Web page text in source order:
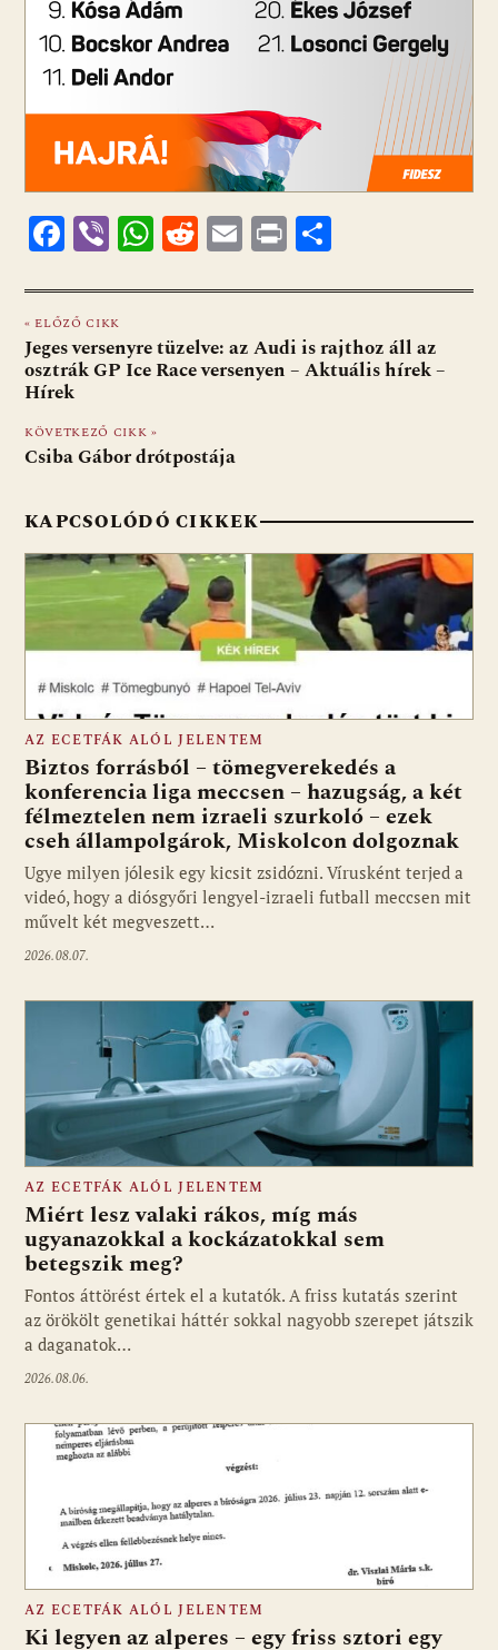
F
e
b
o
o
k
Vi
er
W
at
s
A
p
R
d
di
t
E
ai
l
Pr
t za
m
e
« ELŐZŐ CIKK
Jeges versenyre tüzelve: az Audi is rajthoz áll az
osztrák GP Ice Race versenyen – Aktuális hírek –
Hírek
KÖVETKEZŐ CIKK »
Csiba Gábor drótpostája
KAPCSOLÓDÓ CIKKEK
AZ ECETFÁK ALÓL JELENTEM
Biztos forrásból – tömegverekedés a
konferencia liga meccsen – hazugság, a két
félmeztelen nem izraeli szurkoló – ezek
cseh állampolgárok, Miskolcon dolgoznak
Ugye milyen jólesik egy kicsit zsidózni. Vírusként terjed a
videó, hogy a diósgyőri lengyel-izraeli futball meccsen mit
művelt két megveszett…
2026.08.07.
AZ ECETFÁK ALÓL JELENTEM
Miért lesz valaki rákos, míg más
ugyanazokkal a kockázatokkal sem
betegszik meg?
Fontos áttörést értek el a kutatók. A friss kutatás szerint
az örökölt genetikai háttér sokkal nagyobb szerepet játszik
a daganatok…
2026.08.06.
AZ ECETFÁK ALÓL JELENTEM
Ki legyen az alperes – egy friss sztori egy